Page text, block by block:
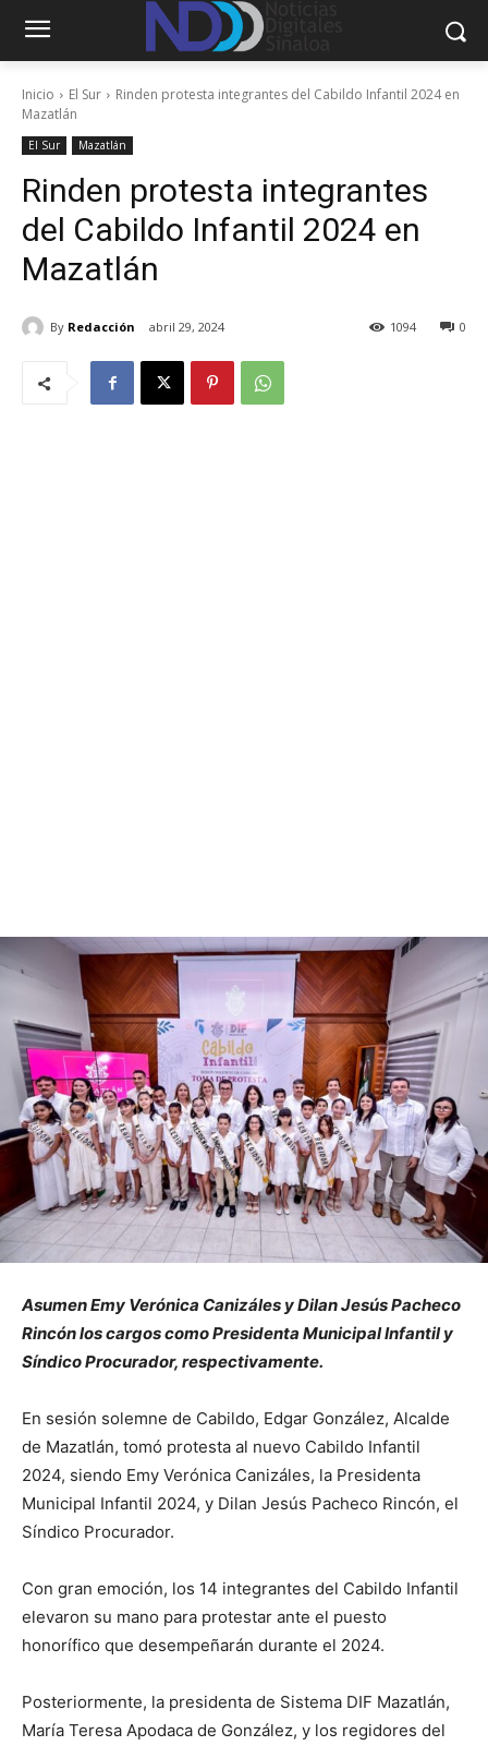
Inicio El Sur
Rinden protesta integrantes del Cabildo Infantil 2024 en
Mazatlán
El Sur Mazatlán
Rinden protesta integrantes
del Cabildo Infantil 2024 en
Mazatlán
By Redacción abril 29, 2024 0
1094
Asumen Emy Verónica Canizáles y Dilan Jesús Pacheco
Rincón los cargos como Presidenta Municipal Infantil y
Síndico Procurador, respectivamente.
En sesión solemne de Cabildo, Edgar González, Alcalde
de Mazatlán, tomó protesta al nuevo Cabildo Infantil
2024, siendo Emy Verónica Canizáles, la Presidenta
Municipal Infantil 2024, y Dilan Jesús Pacheco Rincón, el
Síndico Procurador.
Con gran emoción, los 14 integrantes del Cabildo Infantil
elevaron su mano para protestar ante el puesto
honorífico que desempeñarán durante el 2024.
Posteriormente, la presidenta de Sistema DIF Mazatlán,
María Teresa Apodaca de González, y los regidores del